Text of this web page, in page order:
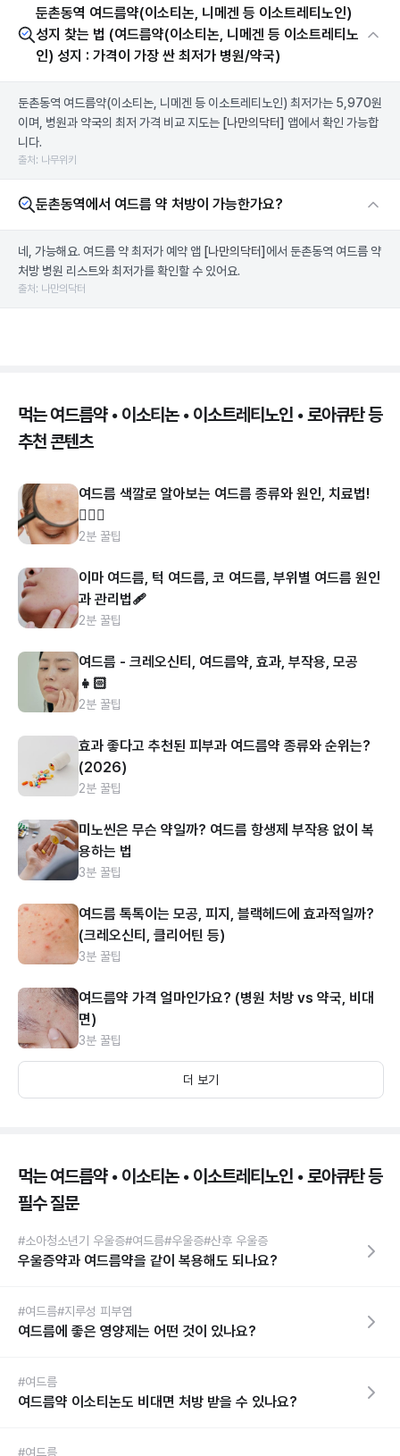
둔촌동역 여드름약(이소티논, 니메겐 등 이소트레티노인)
성지 찾는 법 (여드름약(이소티논, 니메겐 등 이소트레티노
인) 성지 : 가격이 가장 싼 최저가 병원/약국)
둔촌동역 여드름약(이소티논, 니메겐 등 이소트레티노인) 최저가는 5,970원
이며, 병원과 약국의 최저 가격 비교 지도는 [나만의닥터] 앱에서 확인 가능합
니다.
출처: 나무위키
둔촌동역에서 여드름 약 처방이 가능한가요?
네, 가능해요. 여드름 약 최저가 예약 앱 [나만의닥터] 에서 둔촌동역 여드름 약
처방 병원 리스트와 최저가를 확인할 수 있어요.
출처: 나만의닥터
먹는 여드름약 • 이소티논 • 이소트레티노인 • 로아큐탄 등
추천 콘텐츠
여드름 색깔로 알아보는 여드름 종류와 원인, 치료법!
👩🏻‍⚕️
2분 꿀팁
이마 여드름, 턱 여드름, 코 여드름, 부위별 여드름 원인
과 관리법🩹
2분 꿀팁
여드름 - 크레오신티, 여드름약, 효과, 부작용, 모공
👧🏻
2분 꿀팁
효과 좋다고 추천된 피부과 여드름약 종류와 순위는?
(2026)
2분 꿀팁
미노씬은 무슨 약일까? 여드름 항생제 부작용 없이 복
용하는 법
3분 꿀팁
여드름 톡톡이는 모공, 피지, 블랙헤드에 효과적일까?
(크레오신티, 클리어틴 등)
3분 꿀팁
여드름약 가격 얼마인가요? (병원 처방 vs 약국, 비대
면)
3분 꿀팁
더 보기
먹는 여드름약 • 이소티논 • 이소트레티노인 • 로아큐탄 등
필수 질문
#소아청소년기 우울증#여드름#우울증#산후 우울증
우울증약과 여드름약을 같이 복용해도 되나요?
#여드름#지루성 피부염
여드름에 좋은 영양제는 어떤 것이 있나요?
#여드름
여드름약 이소티논도 비대면 처방 받을 수 있나요?
#여드름